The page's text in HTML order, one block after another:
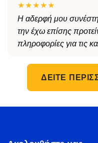
★★★★★
Η αδερφή μου
την έχω επίσης
πληροφορίες για τις
ΔΕΊΤΕ